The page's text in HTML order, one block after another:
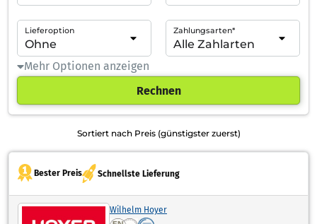
Lieferoption Zahlungsarten*
Mehr Optionen anzeigen
Rechnen
Sortiert nach Preis (günstigster zuerst)
Bester Preis Schnellste Lieferung
Wilhelm Hoyer